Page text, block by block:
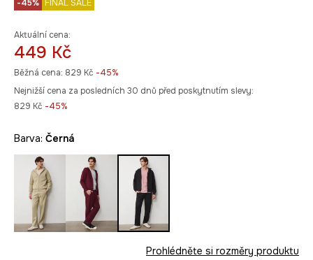
-45% FINAL SALE
Aktuální cena:
449 Kč
Běžná cena: 829 Kč -45%
Nejnižší cena za posledních 30 dnů před poskytnutím slevy:
829 Kč -45%
Barva: černá
Prohlédněte si rozměry produktu